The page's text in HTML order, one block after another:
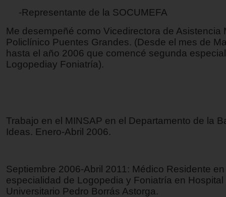
-Representante de la SOCUMEFA
Me desempeñé como Vicedirectora de Asistencia
Policlínico Puentes Grandes. (Desde el mes de
hasta el año 2006 que comencé segunda
Logopediay Foniatría).
Trabajo en el MINSAP en el Departamento de la
Ideas. Enero-Abril 2006.
Septiembre 2006-Abril 2011: Médico Residente
especialidad de Logopedia y Foniatría en
Universitario Pedro Borrás Astorga.